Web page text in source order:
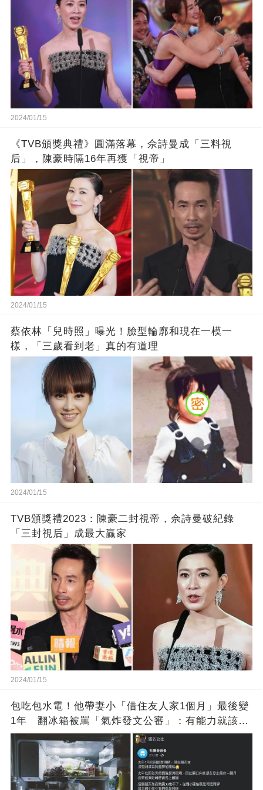
2024/01/15
《TVB頒獎典禮》圓滿落幕，佘詩曼成「三料視
后」，陳豪時隔16年再獲「視帝」
2024/01/15
蔡依林「兒時照」曝光！臉型輪廓和現在一模一
樣，「三歲看到老」真的有道理
2024/01/15
TVB頒獎禮2023：陳豪二封視帝，佘詩曼破紀錄
「三封視后」成最大贏家
2024/01/15
包吃包水電！他帶妻小「借住友人家1個月」最後變
1年 翻冰箱被罵「氣炸發文公審」：有能力就該大
方